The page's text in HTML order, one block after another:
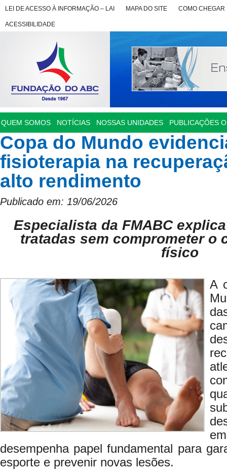
LEI DE ACESSO À INFORMAÇÃO – LAI MAPA DO SITE COMO CHEGAR
ACESSIBILIDADE
QUEM SOMOS NOTÍCIAS NOSSAS UNIDADES PUBLICAÇÕES
Copa do Mundo
fisioterapia na
alto rendimento
Publicado em: 19/06/2026
Especialista da FMABC
tratadas sem comprometer o
físico
A
desempenha papel fundamental para
esporte e prevenir novas lesões.